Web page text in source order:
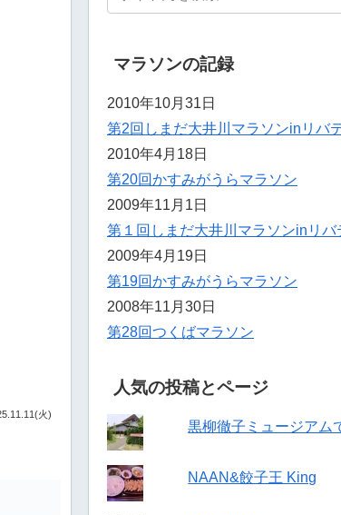
火)
マラソンの記録
2010年10月31日
第2回しまだ大井川マラソンinリバ
2010年4月18日
第20回かすみがうらマラソン
2009年11月1日
第１回しまだ大井川マラソンinリバ
2009年4月19日
第19回かすみがうらマラソン
2008年11月30日
第28回つくばマラソン
人気の投稿とページ
黒柳徹子ミュージアム
NAAN&餃子王 King